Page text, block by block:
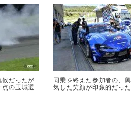
同乗を終えた参加者の、
気した笑顔が印象的だった
だったが
の玉城選